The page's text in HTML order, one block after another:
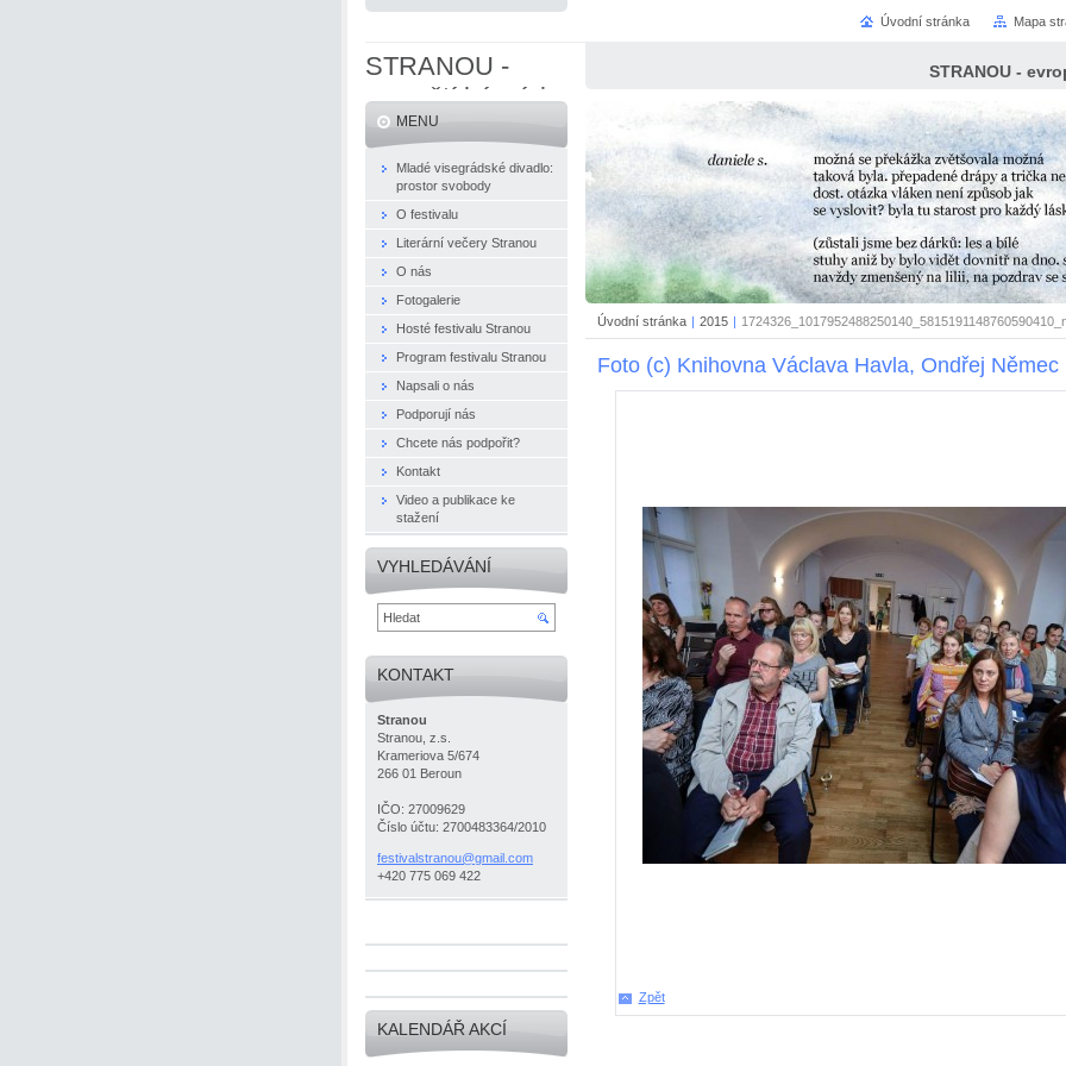
STRANOU -
evropští básníci
naživo
STRANOU -
Úvodní stránka | 2015 |
Foto (c) Knihovna Václava Havla, Ondřej Němec
Zpět
MENU
Mladé visegrádské divadlo:
prostor svobody
O festivalu
Literární večery Stranou
O nás
Fotogalerie
Hosté festivalu Stranou
Program festivalu Stranou
Napsali o nás
Podporují nás
Chcete nás podpořit?
Kontakt
Video a publikace ke
stažení
VYHLEDÁVÁNÍ
KONTAKT
Stranou
Stranou, z.s.
Krameriova 5/674
266 01 Beroun
IČO: 27009629
Číslo účtu: 2700483364/2010
festivalstranou@gmail.com
+420 775 069 422
KALENDÁŘ AKCÍ
Úvodní stránka Mapa